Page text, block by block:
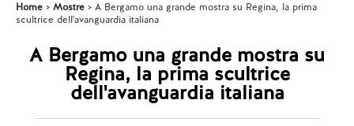
Home Mostre
A Bergamo una grande mostra su Regina, la prima
scultrice dell'avanguardia italiana
A Bergamo una grande mostra su
Regina, la prima scultrice
dell'avanguardia italiana